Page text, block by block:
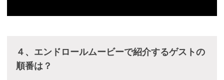
４、エンドロールムービーで紹介するゲストの
順番は？